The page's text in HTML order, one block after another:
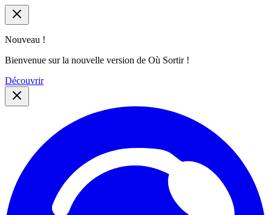
Nouveau !
Bienvenue sur la nouvelle version de Où Sortir !
Découvrir